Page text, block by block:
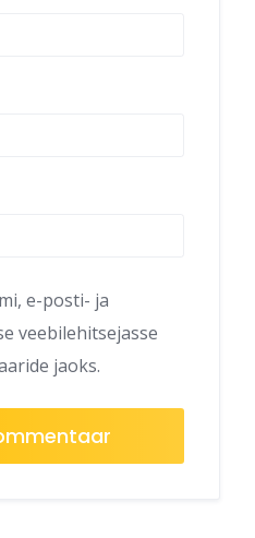
e-posti- ja
veebilehitsejasse
jaoks.